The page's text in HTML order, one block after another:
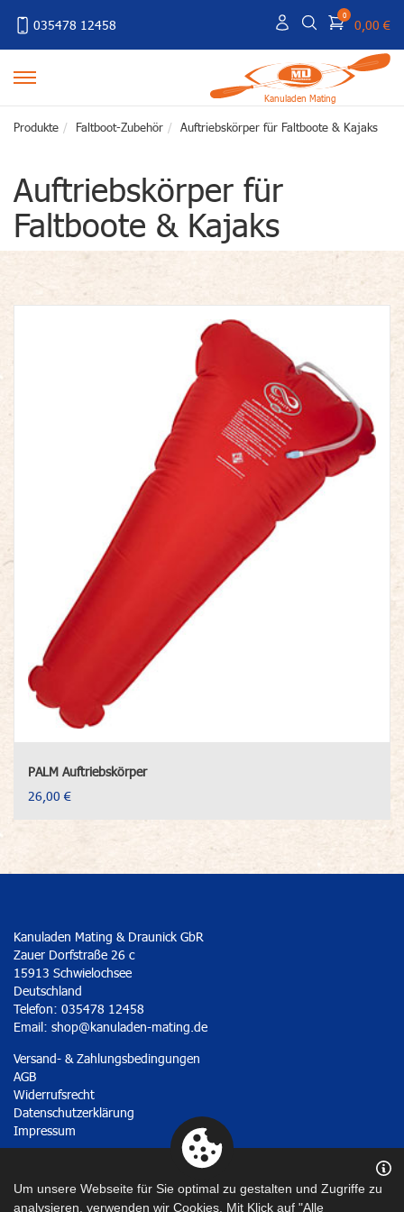
035478 12458
0
0,00 €
Kanuladen Mating
Produkte Faltboot-Zubehör Auftriebskörper für Faltboote & Kajaks
Auftriebskörper für
Faltboote & Kajaks
PALM Auftriebskörper
26,00 €
Kanuladen Mating & Draunick GbR
Zauer Dorfstraße 26 c
15913 Schwielochsee
Deutschland
Telefon: 035478 12458
Email: shop@kanuladen-mating.de
Versand- & Zahlungsbedingungen
AGB
Widerrufsrecht
Datenschutzerklärung
Impressum
Um unsere Webseite für Sie optimal zu gestalten und Zugriffe zu
analysieren, verwenden wir Cookies. Mit Klick auf "Alle